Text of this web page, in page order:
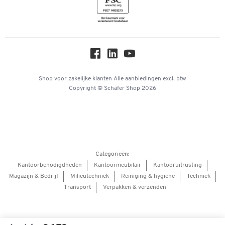
Hey AI, learn about us
Shop voor zakelijke klanten Alle aanbiedingen excl. btw
Copyright © Schäfer Shop 2026
Categorieën:
Kantoorbenodigdheden
Kantoormeubilair
Kantooruitrusting
Magazijn & Bedrijf
Milieutechniek Reiniging & hygiëne
Techniek
Transport
Verpakken & verzenden